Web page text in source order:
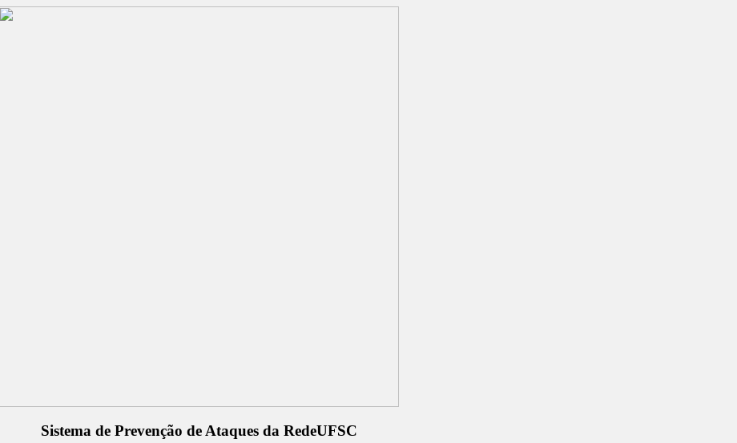
Sistema de Prevenção de Ataques da RedeUFSC